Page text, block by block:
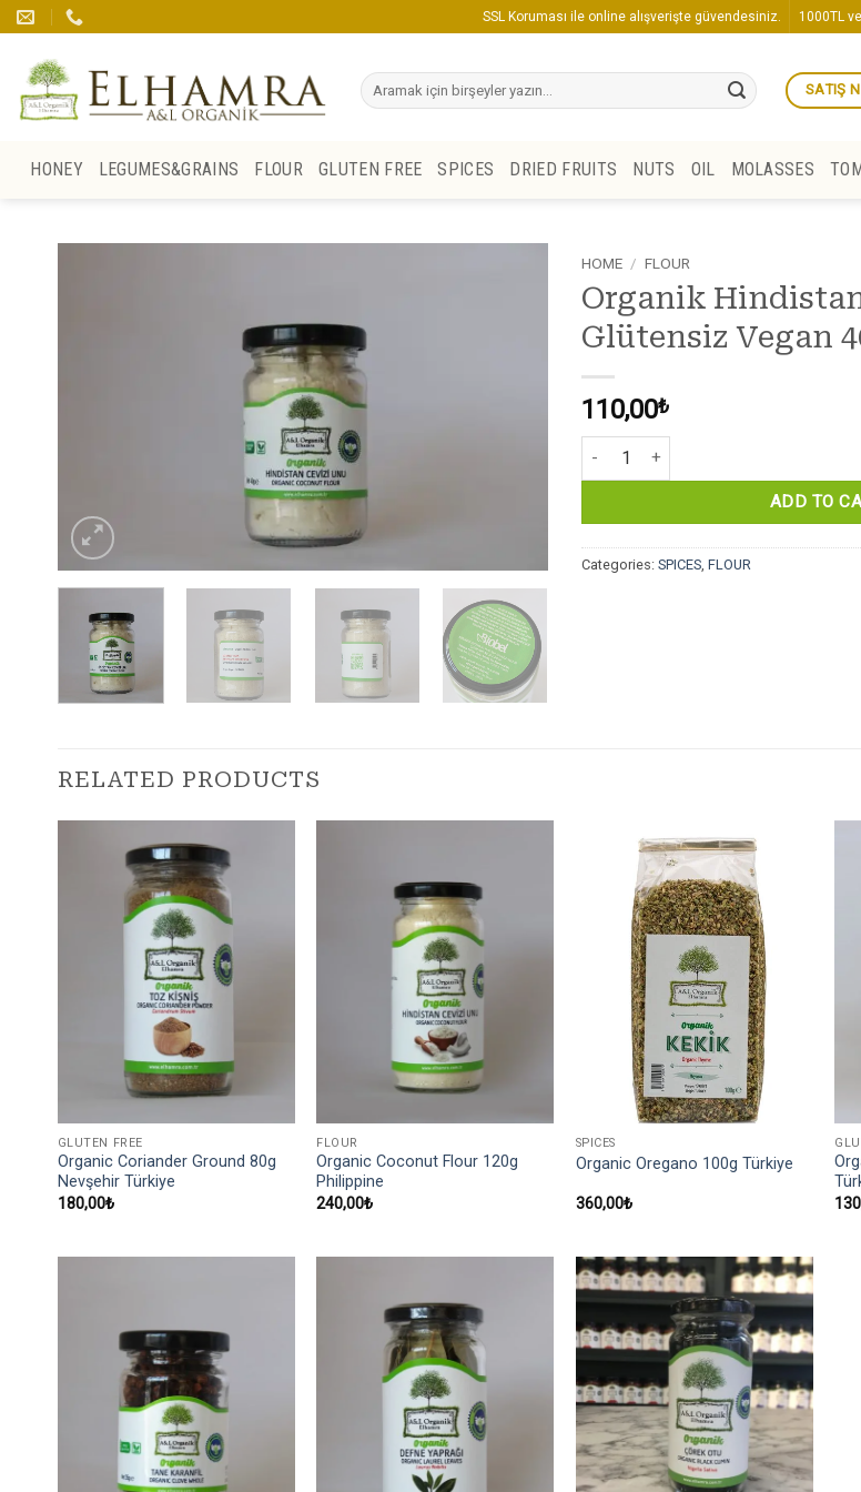
Skip
to
content
SSL Koruması ile online alışverişte güvendesiniz. 1000TL
Search
for:
SATIŞ
HONEY LEGUMES&GRAINS FLOUR GLUTEN FREE SPICES DRIED FRUITS NUTS OIL MOLASSES
HOME / FLOUR
Organik
Glütensiz Vegan
110,00₺
Organik Hindistan Cevizi Unu
ADD TO
Categories: SPICES FLOUR
RELATED PRODUCTS
GLUTEN FREE
Organic Coriander Ground 80g
Nevşehir Türkiye
180,00₺
FLOUR
Organic Coconut Flour 120g
Philippine
240,00₺
SPICES
Organic Oregano 100g Türkiye
360,00₺